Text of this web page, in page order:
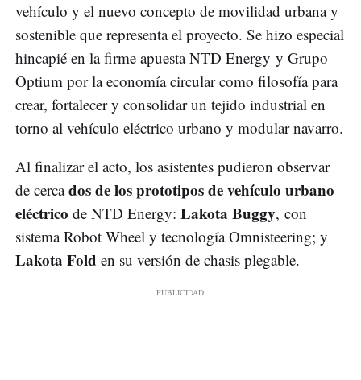
vehículo y el nuevo concepto de movilidad urbana y
sostenible que representa el proyecto. Se hizo especial
hincapié en la firme apuesta NTD Energy y Grupo
Optium por la economía circular como filosofía para
crear, fortalecer y consolidar un tejido industrial en
torno al vehículo eléctrico urbano y modular navarro.
Al finalizar el acto, los asistentes pudieron observar
de cercados de los prototipos de vehículo urbano
eléctrico de NTD Energy: Lakota Buggy, con
sistema Robot Wheel y tecnología Omnisteering; y
Lakota Fold en su versión de chasis plegable.